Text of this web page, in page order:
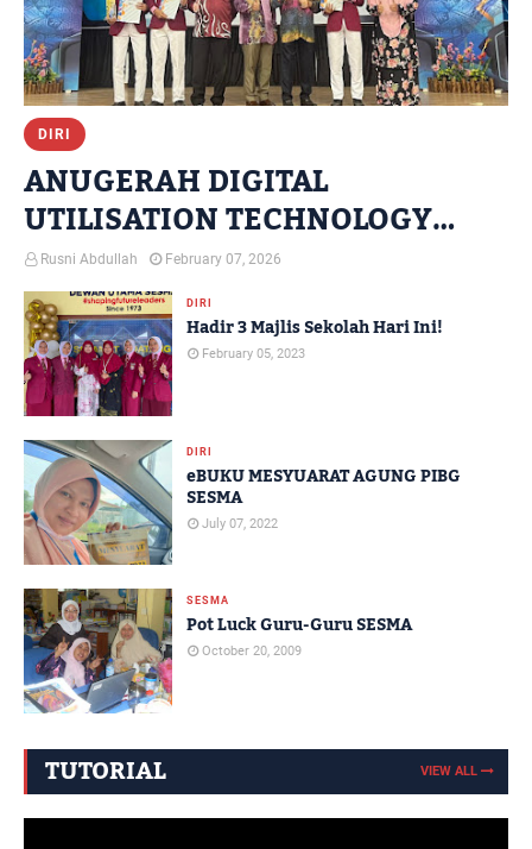
DIRI
ANUGERAH DIGITAL
UTILISATION TECHNOLOGY
AWARDS PERINGKAT NEGERI
TERENGGANU TAHUN 2025
Rusni Abdullah February 07, 2026
DIRI
Hadir 3 Majlis Sekolah Hari Ini!
February 05, 2023
DIRI
eBUKU MESYUARAT AGUNG PIBG
SESMA
July 07, 2022
SESMA
Pot Luck Guru-Guru SESMA
October 20, 2009
TUTORIAL VIEW ALL